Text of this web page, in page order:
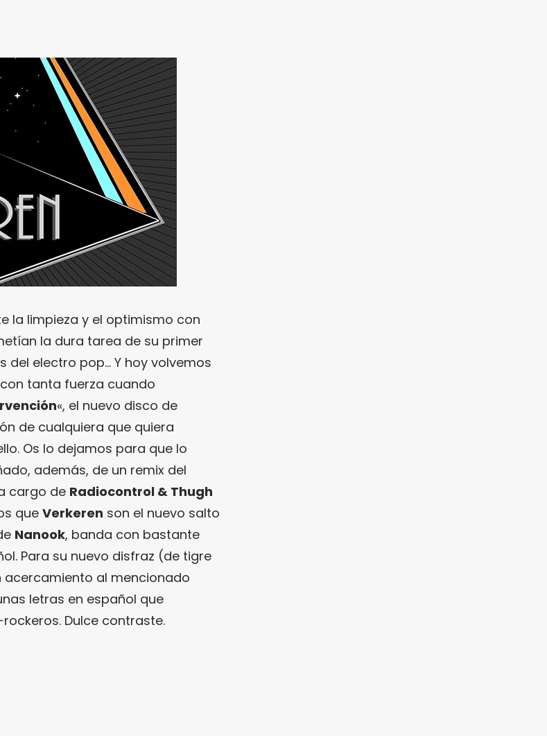
la limpieza y el optimismo con
la dura tarea de su primer
electro pop… Y hoy volvemos
tanta fuerza cuando
«, el nuevo disco de
de cualquiera que quiera
Os lo dejamos para que lo
además, de un remix del
cargo de Radiocontrol & Thugh
queVerkeren son el nuevo salto
Nanook, banda con bastante
Para su nuevo disfraz (de tigre
al mencionado
letras en español que
Dulce contraste.